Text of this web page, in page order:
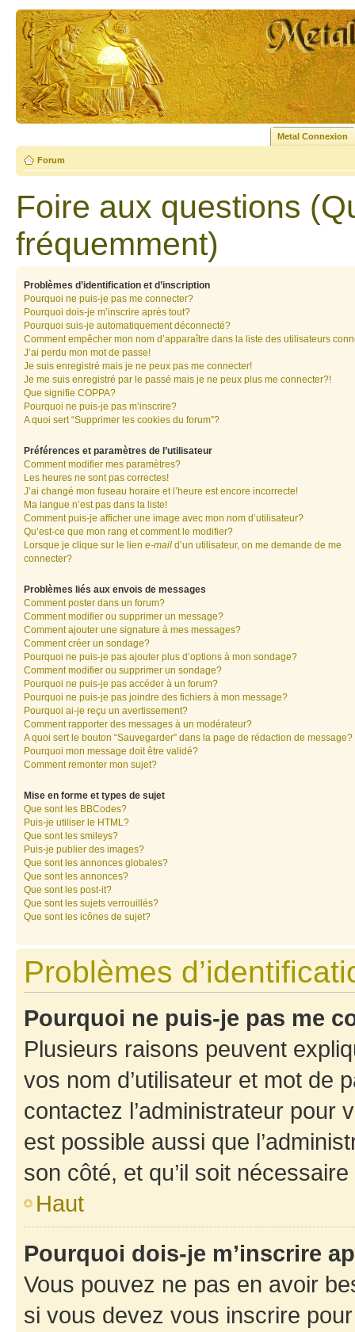
Metal Connexion
Forum
Foire aux questions
fréquemment)
Problèmes d’identification et d’inscription
Pourquoi ne puis-je pas me connecter?
Pourquoi dois-je m’inscrire après tout?
Pourquoi suis-je automatiquement déconnecté?
Comment empêcher mon nom d’apparaître dans la liste des utilisateurs
J’ai perdu mon mot de passe!
Je suis enregistré mais je ne peux pas me connecter!
Je me suis enregistré par le passé mais je ne peux plus me connecter?!
Que signifie COPPA?
Pourquoi ne puis-je pas m’inscrire?
A quoi sert “Supprimer les cookies du forum”?
Préférences et paramètres de l’utilisateur
Comment modifier mes paramètres?
Les heures ne sont pas correctes!
J’ai changé mon fuseau horaire et l’heure est encore incorrecte!
Ma langue n’est pas dans la liste!
Comment puis-je afficher une image avec mon nom d’utilisateur?
Qu’est-ce que mon rang et comment le modifier?
Lorsque je clique sur le lien e-mail d’un utilisateur, on me demande de me
connecter?
Problèmes liés aux envois de messages
Comment poster dans un forum?
Comment modifier ou supprimer un message?
Comment ajouter une signature à mes messages?
Comment créer un sondage?
Pourquoi ne puis-je pas ajouter plus d’options à mon sondage?
Comment modifier ou supprimer un sondage?
Pourquoi ne puis-je pas accéder à un forum?
Pourquoi ne puis-je pas joindre des fichiers à mon message?
Pourquoi ai-je reçu un avertissement?
Comment rapporter des messages à un modérateur?
A quoi sert le bouton “Sauvegarder” dans la page de rédaction de message?
Pourquoi mon message doit être validé?
Comment remonter mon sujet?
Mise en forme et types de sujet
Que sont les BBCodes?
Puis-je utiliser le HTML?
Que sont les smileys?
Puis-je publier des images?
Que sont les annonces globales?
Que sont les annonces?
Que sont les post-it?
Que sont les sujets verrouillés?
Que sont les icônes de sujet?
Problèmes
Pourquoi ne puis-je pas me
Plusieurs raisons peuvent
vos nom d’utilisateur et mot de
contactez l’administrateur pour
est possible aussi que
son côté, et qu’il soit
Haut
Pourquoi dois-je m’inscrire
Vous pouvez ne pas en avoir
si vous devez vous inscrire